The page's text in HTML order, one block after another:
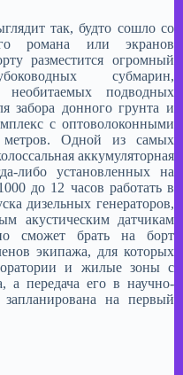
так, будто сошло со
романа или экранов
разместится огромный
субмарин,
подводных
забора донного грунта и
с оптоволоконными
Одной из самых
аккумуляторная
либо установленных на
до 12 часов работать в
дизельных генераторов,
акустическим датчикам
сможет брать на борт
экипажа, для которых
и жилые зоны с
а передача его в научно-
на первый